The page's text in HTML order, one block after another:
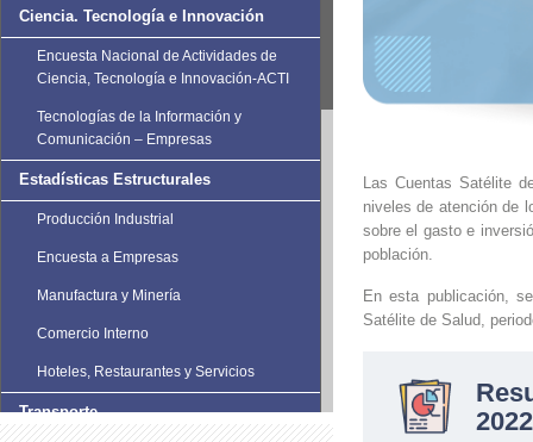
Ciencia. Tecnología e Innovación
Encuesta Nacional de Actividades de
Ciencia, Tecnología e Innovación-ACTI
Tecnologías de la Información y
Comunicación – Empresas
Estadísticas Estructurales
Producción Industrial
Encuesta a Empresas
Manufactura y Minería
Comercio Interno
Hoteles, Restaurantes y Servicios
Transporte
Las Cuentas Satélite
niveles de atención de
sobre el gasto e
población.
En esta publicación,
Satélite de Salud,